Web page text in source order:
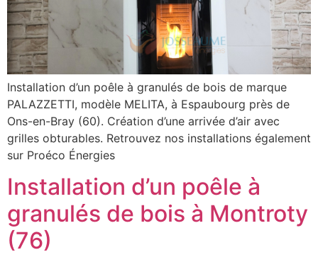
Installation d’un poêle à granulés de bois de marque
PALAZZETTI, modèle MELITA, à Espaubourg près de
Ons-en-Bray (60). Création d’une arrivée d’air avec
grilles obturables. Retrouvez nos installations également
sur Proéco Énergies
Installation d’un poêle à
granulés de bois à Montroty
(76)